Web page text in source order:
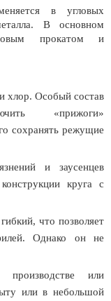
в угловых
В основном
прокатом и
хлор. Особый состав
«прижоги»
сохранять режущие
и заусенцев
круга с
что позволяет
Однако он не
или
или в небольшой